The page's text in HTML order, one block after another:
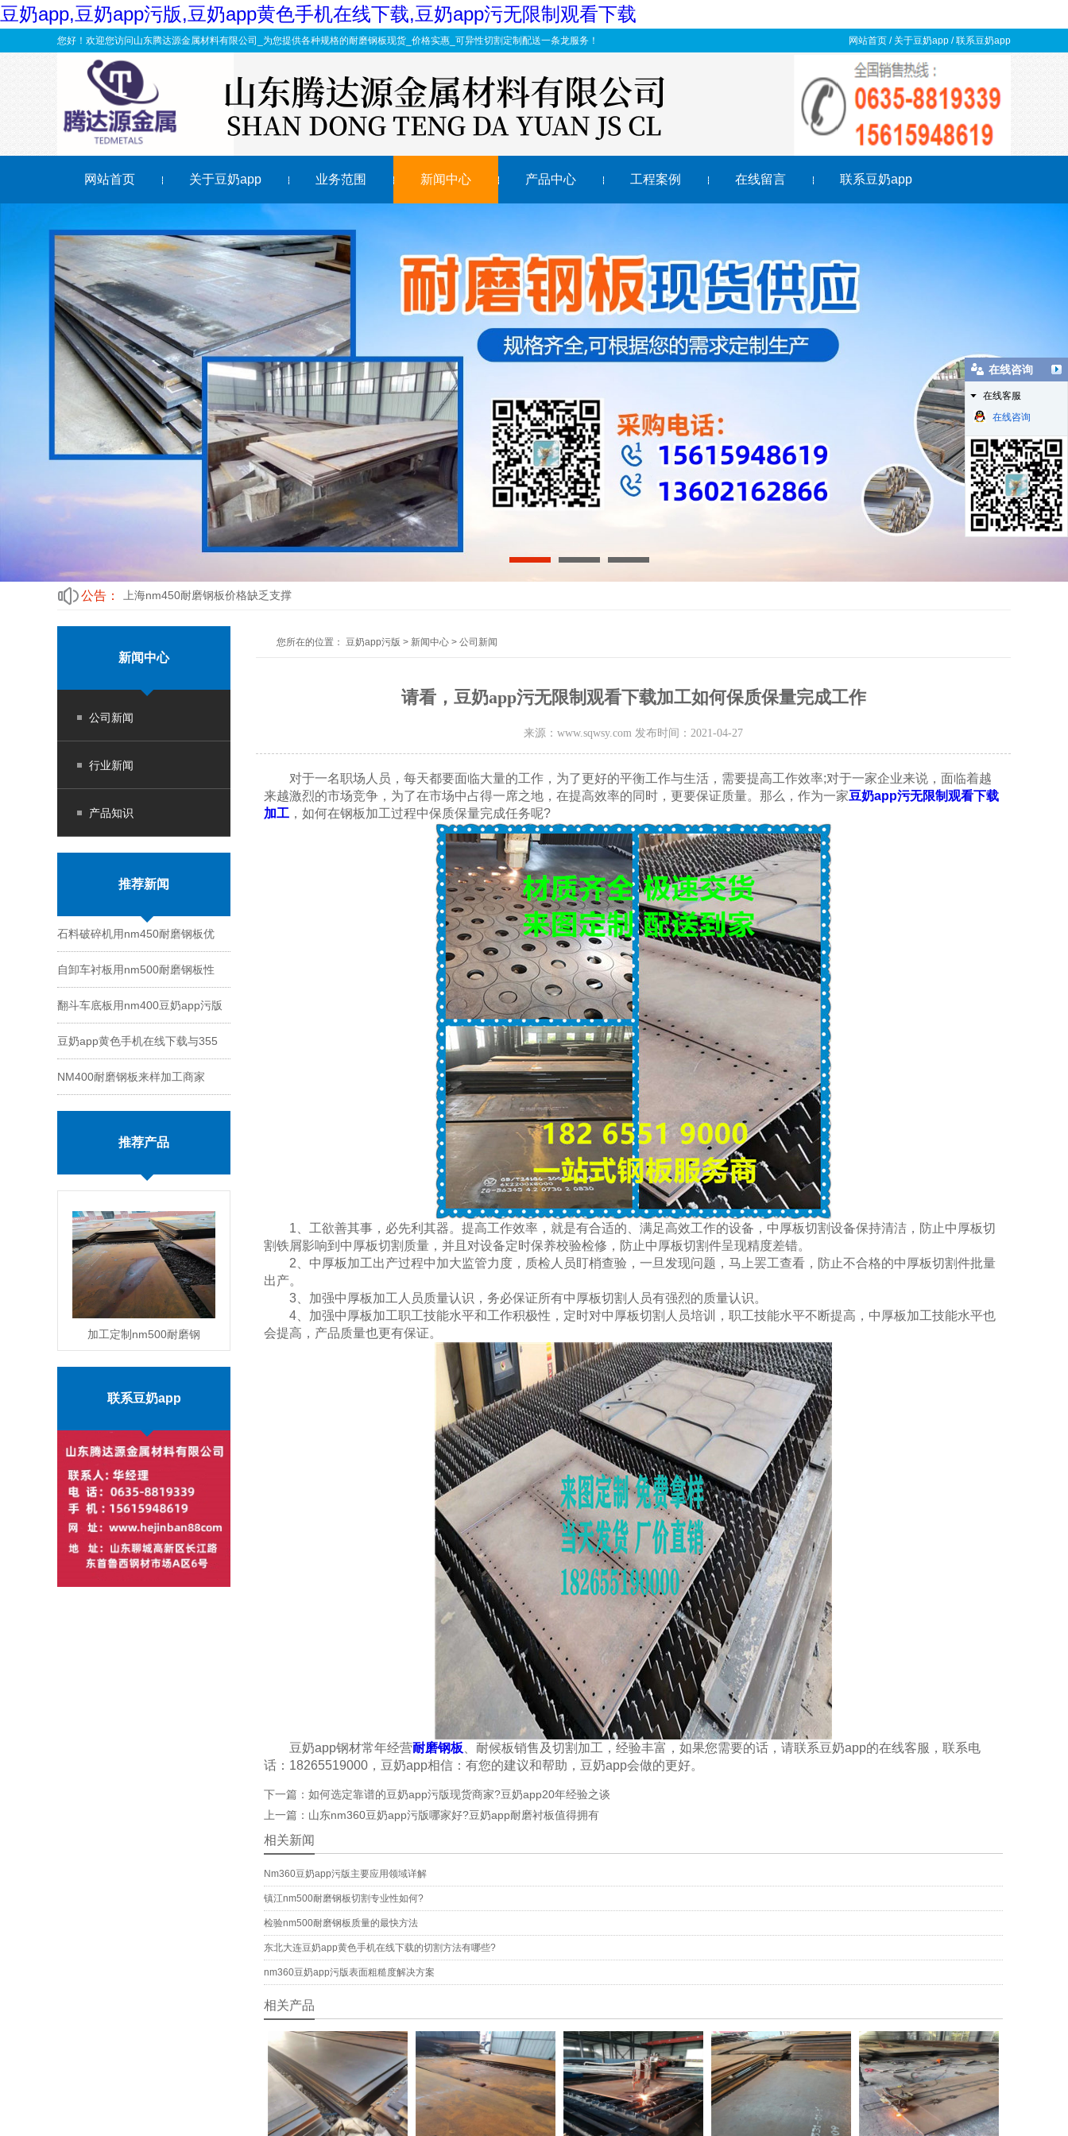
豆奶app,豆奶app污版,豆奶app黄色手机在线下载,豆奶app污无限制观看下载
您好！欢迎您访问山东腾达源金属材料有限公司_为您提供各种规格的耐磨钢板现货_价格实惠_可异性切割定制配送一条龙服务！ 网站首页 / 关于豆奶app /联系豆奶app
网站首页 关于豆奶app 业务范围 新闻中心 产品中心 工程案例 在线留言 联系豆奶app
1 2 3
公告：
上海nm450耐磨钢板价格缺乏支撑
Nm400耐磨钢板的表面硬度详解
新钢豆奶app污无限制观看下载性能详细说明
热处理对乐山豆奶app黄色手机在线下载耐磨性的影响
提高河源nm500合金耐磨钢板表面粗糙度的措施
Nm400耐磨钢板的表面硬度详解
新闻中心
公司新闻
行业新闻
产品知识
推荐新闻
石料破碎机用nm450耐磨钢板优
势
自卸车衬板用nm500耐磨钢板性
能
翻斗车底板用nm400豆奶app污版
切割
豆奶app黄色手机在线下载与355
钢板区别
NM400耐磨钢板来样加工商家
推荐产品
加工定制nm500耐磨钢
板现货零售价格
MORE
联系豆奶app
您所在的位置： 豆奶app污版 > 新闻中心 > 公司新闻
请看，豆奶app污无限制观看下载加工如何保质保量完成工作
来源：www.sqwsy.com 发布时间：2021-04-27
对于一名职场人员，每天都要面临大量的工作，为了更好的平衡工作与生活，需要提高工作效率;对于一家企业来说，面临着越
来越激烈的市场竞争，为了在市场中占得一席之地，在提高效率的同时，更要保证质量。那么，作为一家豆奶app污无限制观看下载
加工 ，如何在钢板加工过程中保质保量完成任务呢?
1、工欲善其事，必先利其器。提高工作效率，就是有合适的、满足高效工作的设备，中厚板切割设备保持清洁，防止中厚板切
割铁屑影响到中厚板切割质量，并且对设备定时保养校验检修，防止中厚板切割件呈现精度差错。
2、中厚板加工出产过程中加大监管力度，质检人员盯梢查验，一旦发现问题，马上罢工查看，防止不合格的中厚板切割件批量
出产。
3、加强中厚板加工人员质量认识，务必保证所有中厚板切割人员有强烈的质量认识。
4、加强中厚板加工职工技能水平和工作积极性，定时对中厚板切割人员培训，职工技能水平不断提高，中厚板加工技能水平也
会提高，产品质量也更有保证。
豆奶app钢材常年经营耐磨钢板 、耐候板销售及切割加工，经验丰富，如果您需要的话，请联系豆奶app的在线客服，联系电
话：18265519000，豆奶app相信：有您的建议和帮助，豆奶app会做的更好。
下一篇：如何选定靠谱的豆奶app污版现货商家?豆奶app20年经验之谈
上一篇：山东nm360豆奶app污版哪家好?豆奶app耐磨衬板值得拥有
相关新闻
Nm360豆奶app污版主要应用领域详解
镇江nm500耐磨钢板切割专业性如何?
检验nm500耐磨钢板质量的最快方法
东北大连豆奶app黄色手机在线下载的切割方法有哪些?
nm360豆奶app污版表面粗糙度解决方案
相关产品
在线咨询
在线客服
在线咨询